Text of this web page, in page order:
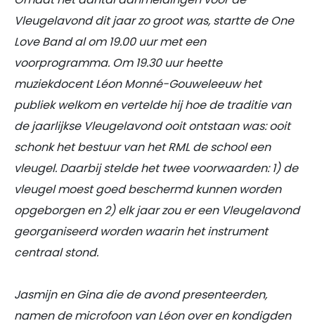
Vleugelavond dit jaar zo groot was, startte de One
Love Band al om 19.00 uur met een
voorprogramma. Om 19.30 uur heette
muziekdocent Léon Monné-Gouweleeuw het
publiek welkom en vertelde hij hoe de traditie van
de jaarlijkse Vleugelavond ooit ontstaan was: ooit
schonk het bestuur van het RML de school een
vleugel. Daarbij stelde het twee voorwaarden: 1) de
vleugel moest goed beschermd kunnen worden
opgeborgen en 2) elk jaar zou er een Vleugelavond
georganiseerd worden waarin het instrument
centraal stond.
Jasmijn en Gina die de avond presenteerden,
namen de microfoon van Léon over en kondigden